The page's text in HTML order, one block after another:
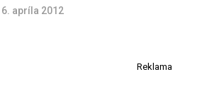
6. apríla 2012
Reklama